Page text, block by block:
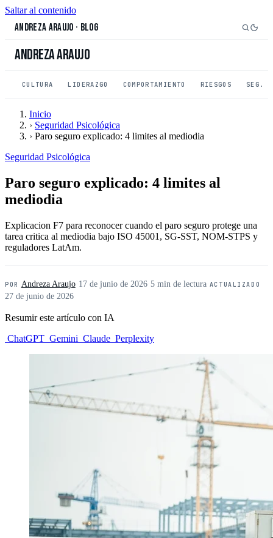
Saltar al contenido
Andreza Araujo · Blog
Andreza Araujo
CULTURA LIDERAZGO COMPORTAMIENTO RIESGOS SEG.
Inicio
› Seguridad Psicológica
› Paro seguro explicado: 4 limites al mediodia
Seguridad Psicológica
Paro seguro explicado: 4 limites al
mediodia
Explicacion F7 para reconocer cuando el paro seguro protege una
tarea critica al mediodia bajo ISO 45001, SG-SST, NOM-STPS y
reguladores LatAm.
POR Andreza Araujo· 17 de junio de 2026· 5 min de lectura· ACTUALIZADO
27 de junio de 2026
Resumir este artículo con IA
ChatGPT Gemini Claude Perplexity